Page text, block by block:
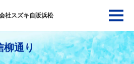
社スズキ自販浜松
柳通り